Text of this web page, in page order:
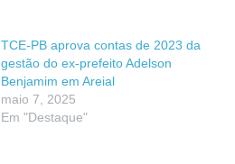
TCE-PB aprova contas de 2023 da
gestão do ex-prefeito Adelson
Benjamim em Areial
maio 7, 2025
Em "Destaque"